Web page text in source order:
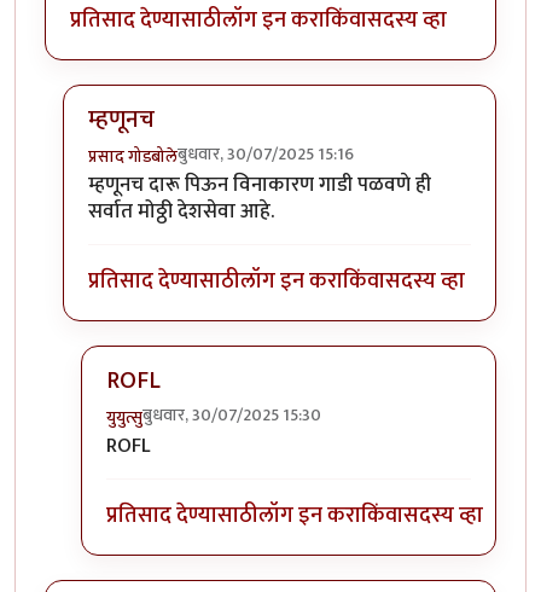
प्रतिसाद देण्यासाठीलॉग इन कराकिंवासदस्य व्हा
म्हणूनच
प्रसाद गोडबोलेबुधवार, 30/07/2025 15:16
In reply toउगाच बेवड्यांचा उदो उदोbyसुबोध खरे
म्हणूनच दारू पिऊन विनाकारण गाडी पळवणे ही
सर्वात मोठ्ठी देशसेवा आहे.
प्रतिसाद देण्यासाठीलॉग इन कराकिंवासदस्य व्हा
ROFL
युयुत्सुबुधवार, 30/07/2025 15:30
In reply to
ROFL
प्रतिसाद देण्यासाठीलॉग इन कराकिंवासदस्य व्हा